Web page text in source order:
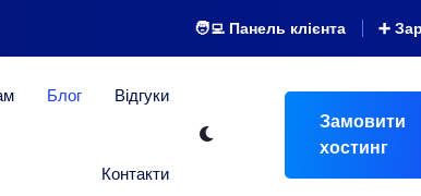
🧑‍💻 Панель клієнта ➕
Блог Відгуки
Контакти
Замовити
хостинг